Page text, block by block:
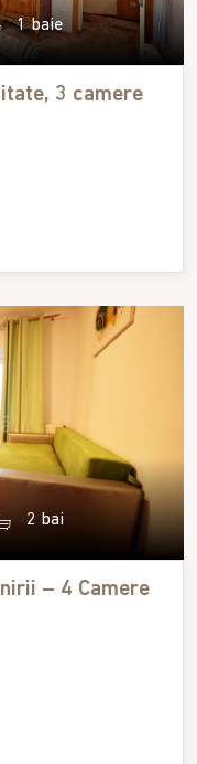
1 baie
3 camere
2 bai
– 4 Camere